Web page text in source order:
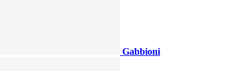
Gabbioni